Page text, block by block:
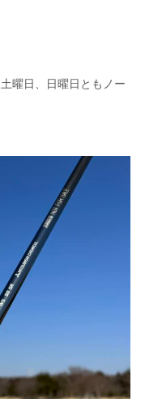
曜日、日曜日ともノー